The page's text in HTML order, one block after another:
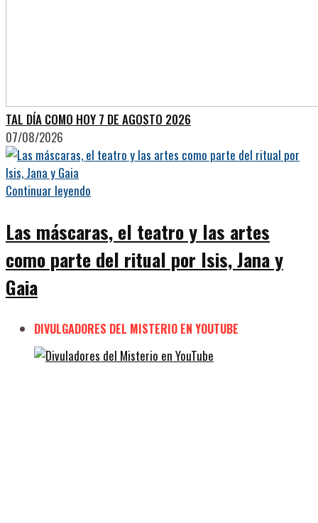
TAL DÍA COMO HOY 7 DE AGOSTO 2026
07/08/2026
Continuar leyendo
Las máscaras, el teatro y las artes
como parte del ritual por Isis, Jana y
Gaia
DIVULGADORES DEL MISTERIO EN YOUTUBE